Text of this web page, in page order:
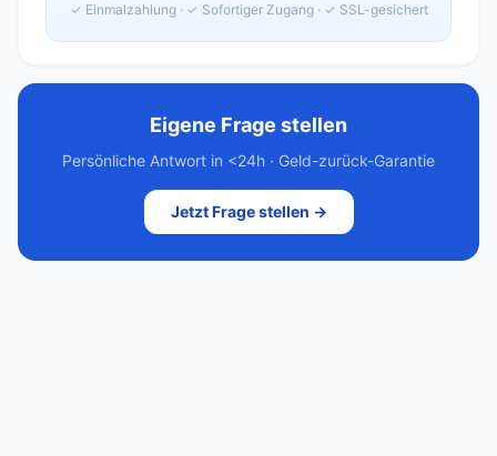
✓ Einmalzahlung · ✓ Sofortiger Zugang · ✓ SSL-gesichert
Eigene Frage stellen
Persönliche Antwort in <24h · Geld-zurück-Garantie
Jetzt Frage stellen →